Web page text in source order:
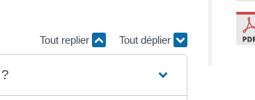
Tout replier Tout déplier